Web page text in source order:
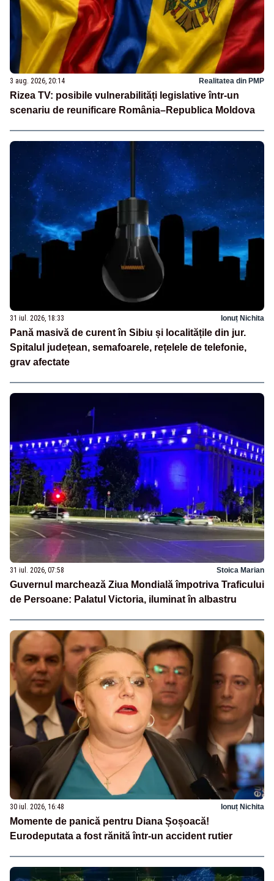
3 aug. 2026, 20:14 Realitatea din PMP
Rizea TV: posibile vulnerabilități legislative într-un
scenariu de reunificare România–Republica Moldova
31 iul. 2026, 18:33 Ionuț Nichita
Pană masivă de curent în Sibiu și localitățile din jur.
Spitalul județean, semafoarele, rețelele de telefonie,
grav afectate
31 iul. 2026, 07:58 Stoica Marian
Guvernul marchează Ziua Mondială împotriva Traficului
de Persoane: Palatul Victoria, iluminat în albastru
30 iul. 2026, 16:48 Ionuț Nichita
Momente de panică pentru Diana Șoșoacă!
Eurodeputata a fost rănită într-un accident rutier